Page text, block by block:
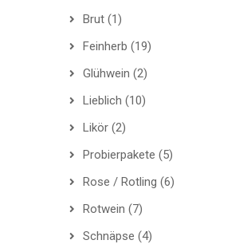
Brut (1)
Feinherb (19)
Glühwein (2)
Lieblich (10)
Likör (2)
Probierpakete (5)
Rose / Rotling (6)
Rotwein (7)
Schnäpse (4)